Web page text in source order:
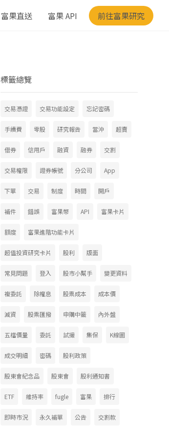
富果直送 富果 API 前往富果研究
標籤總覽
交易憑證 交易功能設定 忘記密碼
手續費 零股 研究報告 當沖 超賣
借券 信用戶 融資 融券 交割
交易權限 證券帳號 分公司 App
下單 交易 制度 時間 開戶
補件 錯誤 富果幣 API 富果卡片
額度 富果進階功能卡片
超值投資研究卡片 股利 版面
常見問題 登入 股市小幫手 變更資料
複委託 除權息 股票成本 成本價
減資 股票匯撥 申購中籤 內外盤
五檔價量 委託 試撮 集保 K線圖
成交明細 密碼 股利政策
股東會紀念品 股東會 股利通知書
ETF 維持率 fugle 富果 排行
即時市況 永久補單 公告 交割款